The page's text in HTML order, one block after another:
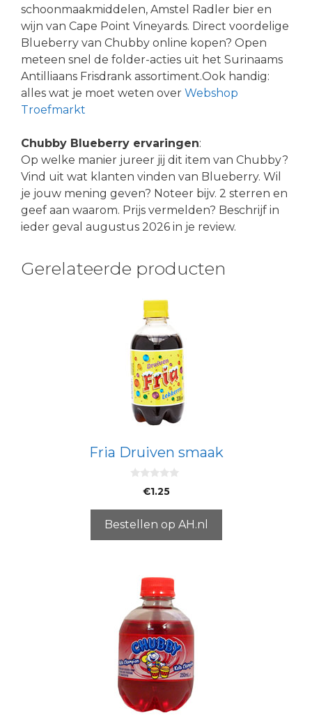
schoonmaakmiddelen, Amstel Radler bier en
wijn van Cape Point Vineyards. Direct voordelige
Blueberry van Chubby online kopen? Open
meteen snel de folder-acties uit het Surinaams
Antilliaans Frisdrank assortiment.Ook handig:
alles wat je moet weten over Webshop
Troefmarkt
Chubby Blueberry ervaringen:
Op welke manier jureer jij dit item van Chubby?
Vind uit wat klanten vinden van Blueberry. Wil
je jouw mening geven? Noteer bijv. 2 sterren en
geef aan waarom. Prijs vermelden? Beschrijf in
ieder geval augustus 2026 in je review.
Gerelateerde producten
Fria Druiven smaak
5
€1.25
Bestellen op AH.nl